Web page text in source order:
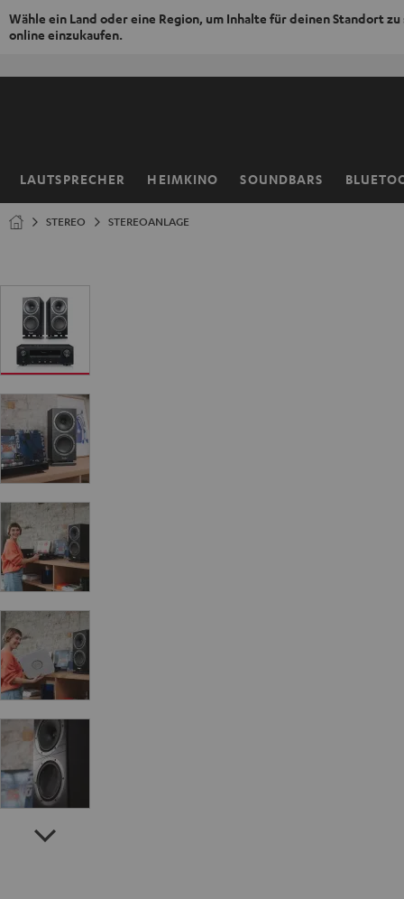
Wähle ein Land oder eine Region, um Inhalte für deinen Standort zu
online einzukaufen.
LAUTSPRECHER HEIMKINO SOUNDBARS
Startseite
STEREO STEREOANLAGE